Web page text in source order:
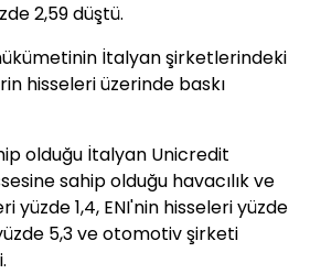
2,59 düştü.
İtalyan şirketlerindeki
hisseleri üzerinde baskı
olduğu İtalyan Unicredit
sahip olduğu havacılık ve
1,4, ENI'nin hisseleri yüzde
5,3 ve otomotiv şirketi